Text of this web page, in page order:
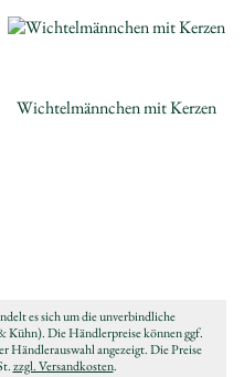
Wichtelmännchen mit Kerzen
es sich um die unverbindliche
Kühn). Die Händlerpreise können ggf.
Händlerauswahl angezeigt. Die Preise
zzgl. Versandkosten.